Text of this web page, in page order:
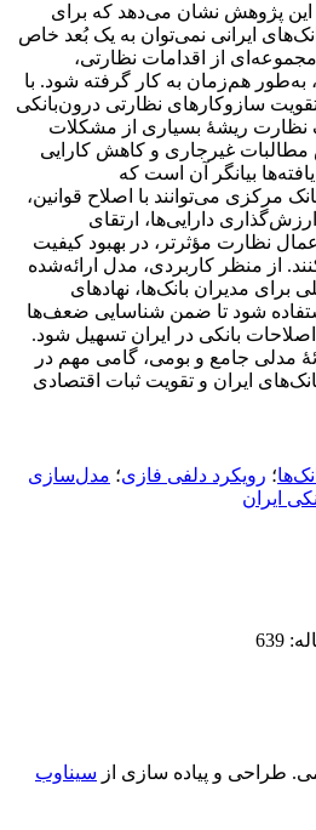
این پژوهش نشان می‌دهد که برای
ایرانی نمی‌توان به یک بُعد خاص
از اقدامات نظارتی،
به‌طور هم‌زمان به کار گرفته شود. با
تقویت سازوکار‌های نظارتی درون‌بانکی
نظارت ریشۀ بسیاری از مشکلات
مطالبات غیرجاری و کاهش کارایی
بیانگر آن است که
مرکزی می‌توانند با اصلاح قوانین،
دارایی‌ها، ارتقای
نظارت مؤثرتر، در بهبود کیفیت
از منظر کاربردی، مدل ارائه‌شده
برای مدیران بانک‌ها، نهادهای
شود تا ضمن شناسایی ضعف‌ها
بانکی در ایران تسهیل شود.
مدلی جامع و بومی، گامی مهم در
ایران و تقویت ثبات اقتصادی
؛ رویکرد دلفی فازی؛ مدل‌سازی
ایران
طراحی و پیاده سازی از سیناوب